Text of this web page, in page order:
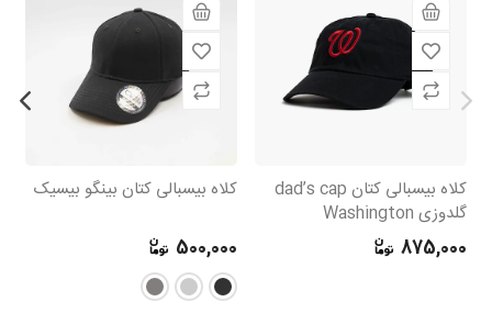
کلاه بیسبالی کتان dad’s cap
گلدوزی Washington
Nationals
875,000
کلاه بیسبالی کتان بینگو بیسیک
500,000